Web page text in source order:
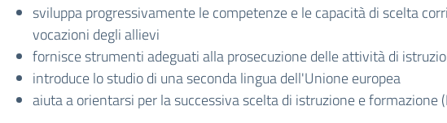
sviluppa progressivamente le competenze e le capacità di scelta
vocazioni degli allievi
fornisce strumenti adeguati alla prosecuzione delle attività di
introduce lo studio di una seconda lingua dell'Unione europea
aiuta a orientarsi per la successiva scelta di istruzione e formazione